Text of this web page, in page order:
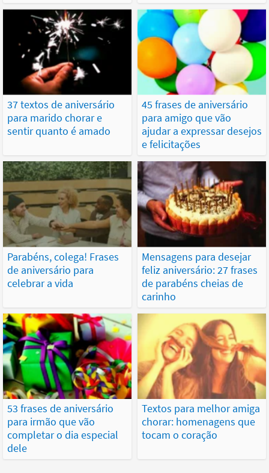
37 textos de aniversário
para marido chorar e
sentir quanto é amado
45 frases de aniversário
para amigo que vão
ajudar a expressar desejos
e felicitações
Parabéns, colega! Frases
de aniversário para
celebrar a vida
Mensagens para desejar
feliz aniversário: 27 frases
de parabéns cheias de
carinho
53 frases de aniversário
para irmão que vão
completar o dia especial
dele
Textos para melhor amiga
chorar: homenagens que
tocam o coração